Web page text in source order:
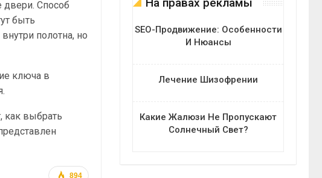
Способ
быть
полотна, но
ключа в
как выбрать
894
SEO-Продвижение: Особенности
И Нюансы
Лечение Шизофрении
Какие Жалюзи Не Пропускают
Солнечный Свет?